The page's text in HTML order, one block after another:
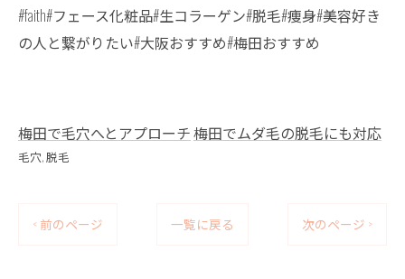
#faith#フェース化粧品#生コラーゲン#脱毛#痩身#美容好き
の人と繋がりたい#大阪おすすめ#梅田おすすめ
梅田で毛穴へとアプローチ梅田でムダ毛の脱毛にも対応
毛穴 脱毛
< 前のページ 一覧に戻る 次のページ >